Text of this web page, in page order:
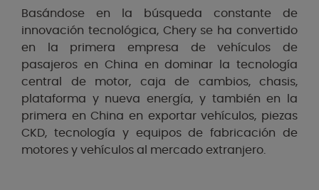
Basándose en la búsqueda constante de
innovación tecnológica, Chery se ha convertido
en la primera empresa de vehículos de
pasajeros en China en dominar la tecnología
central de motor, caja de cambios, chasis,
plataforma y nueva energía, y también en la
primera en China en exportar vehículos, piezas
CKD, tecnología y equipos de fabricación de
motores y vehículos al mercado extranjero.